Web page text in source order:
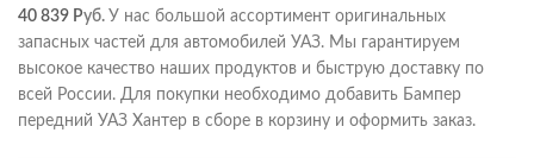
40 839 Руб. У нас большой ассортимент оригинальных
запасных частей для автомобилей УАЗ. Мы гарантируем
высокое качество наших продуктов и быструю доставку по
всей России. Для покупки необходимо добавить Бампер
передний УАЗ Хантер в сборе в корзину и оформить заказ.